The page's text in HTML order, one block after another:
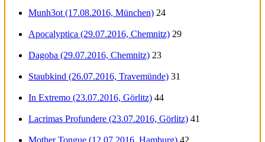
Munh3ot (17.08.2016, München) 24
Apocalyptica (29.07.2016, Chemnitz) 29
Dagoba (29.07.2016, Chemnitz) 23
Staubkind (26.07.2016, Travemünde) 31
In Extremo (23.07.2016, Görlitz) 44
Lacrimas Profundere (23.07.2016, Görlitz) 41
Mother Tongue (12.07.2016, Hamburg) 42